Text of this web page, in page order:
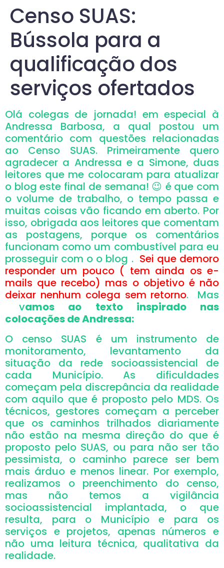
Censo SUAS:
Bússola para a
qualificação dos
serviços ofertados
Olá colegas de jornada! em especial à
Andressa Barbosa, a qual postou um
comentário com questões relacionadas
ao Censo SUAS. Primeiramente quero
agradecer a Andressa e a Simone, duas
leitores que me colocaram para atualizar
o blog este final de semana! 😉 é que com
o volume de trabalho, o tempo passa e
muitas coisas vão ficando em aberto. Por
isso, obrigada aos leitores que comentam
as postagens, porque os comentários
funcionam como um combustível para eu
prosseguir com o o blog . Sei que demoro
responder um pouco ( tem ainda os e-
mails que recebo) mas o objetivo é não
deixar nenhum colega sem retorno. Mas
vamos ao texto inspirado nas
colocações de Andressa:
O censo SUAS é um instrumento de
monitoramento, levantamento da
situação da rede socioassistencial de
cada Município. As dificuldades
começam pela discrepância da realidade
com aquilo que é proposto pelo MDS. Os
técnicos, gestores começam a perceber
que os caminhos trilhados diariamente
não estão na mesma direção do que é
proposto pelo SUAS, ou para não ser tão
pessimista, o caminho parece ser bem
mais árduo e menos linear. Por exemplo,
realizamos o preenchimento do censo,
mas não temos a vigilância
socioassistencial implantada, o que
resulta, para o Município e para os
serviços e projetos, apenas números e
não uma leitura técnica, qualitativa da
realidade.